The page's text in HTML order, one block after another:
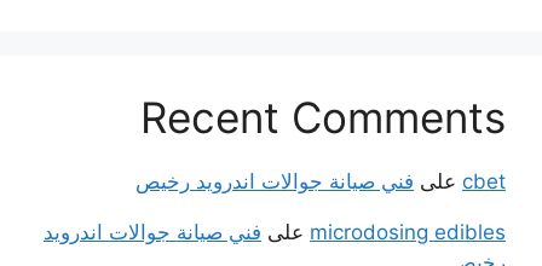
Recent Comments
cbet على فني صيانة جوالات اندرويد رخيص
microdosing edibles على فني صيانة جوالات اندرويد